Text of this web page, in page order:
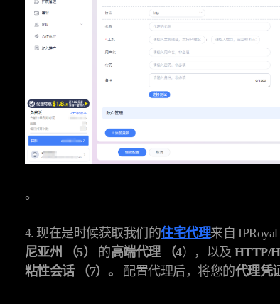
。
4. 现在是时候获取我们的住宅代理来自
尼亚州 （5） 的高端代理 （4），以及 HTTP/
粘性会话 （7）。 配置代理后，将您的代理凭